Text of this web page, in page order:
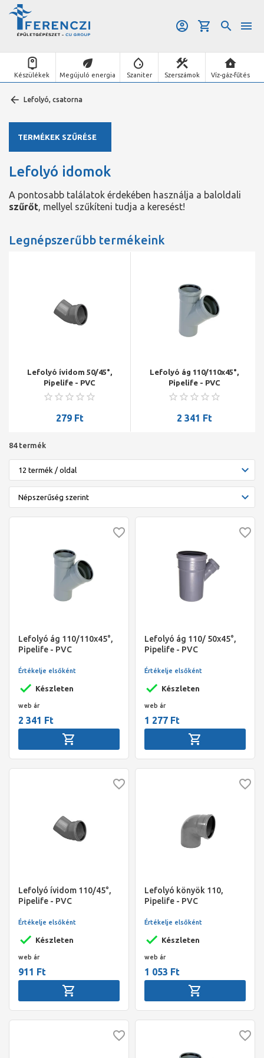
Készülékek Megújuló energia Szaniter Szerszámok Víz-gáz-fűtés
Lefolyó, csatorna
Lefolyó idomok
A pontosabb találatok érdekében használja a baloldali
szűrőt, mellyel szűkíteni tudja a keresést!
Legnépszerűbb termékeink
Lefolyó ívidom 50/45°,
Pipelife - PVC
279 Ft
Lefolyó ág 110/110x45°,
Pipelife - PVC
2 341 Ft
84 termék
Lefolyó ág 110/110x45°,
Pipelife - PVC
Készleten
Értékelje elsőként
web ár
2 341 Ft
Lefolyó ág 110/ 50x45°,
Pipelife - PVC
Készleten
Értékelje elsőként
web ár
1 277 Ft
Lefolyó ívidom 110/45°,
Pipelife - PVC
Készleten
Értékelje elsőként
web ár
911 Ft
Lefolyó könyök 110,
Pipelife - PVC
Készleten
Értékelje elsőként
web ár
1 053 Ft
TERMÉKEK SZŰRÉSE